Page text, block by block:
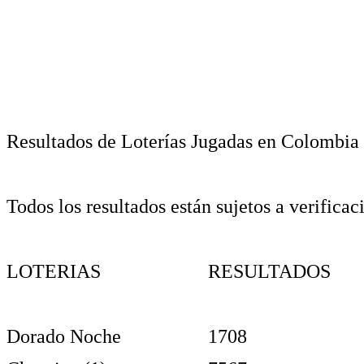
Resultados de Loterías Jugadas en Colombia
Todos los resultados están sujetos a
LOTERIAS RESULTADOS
Dorado Noche
1708